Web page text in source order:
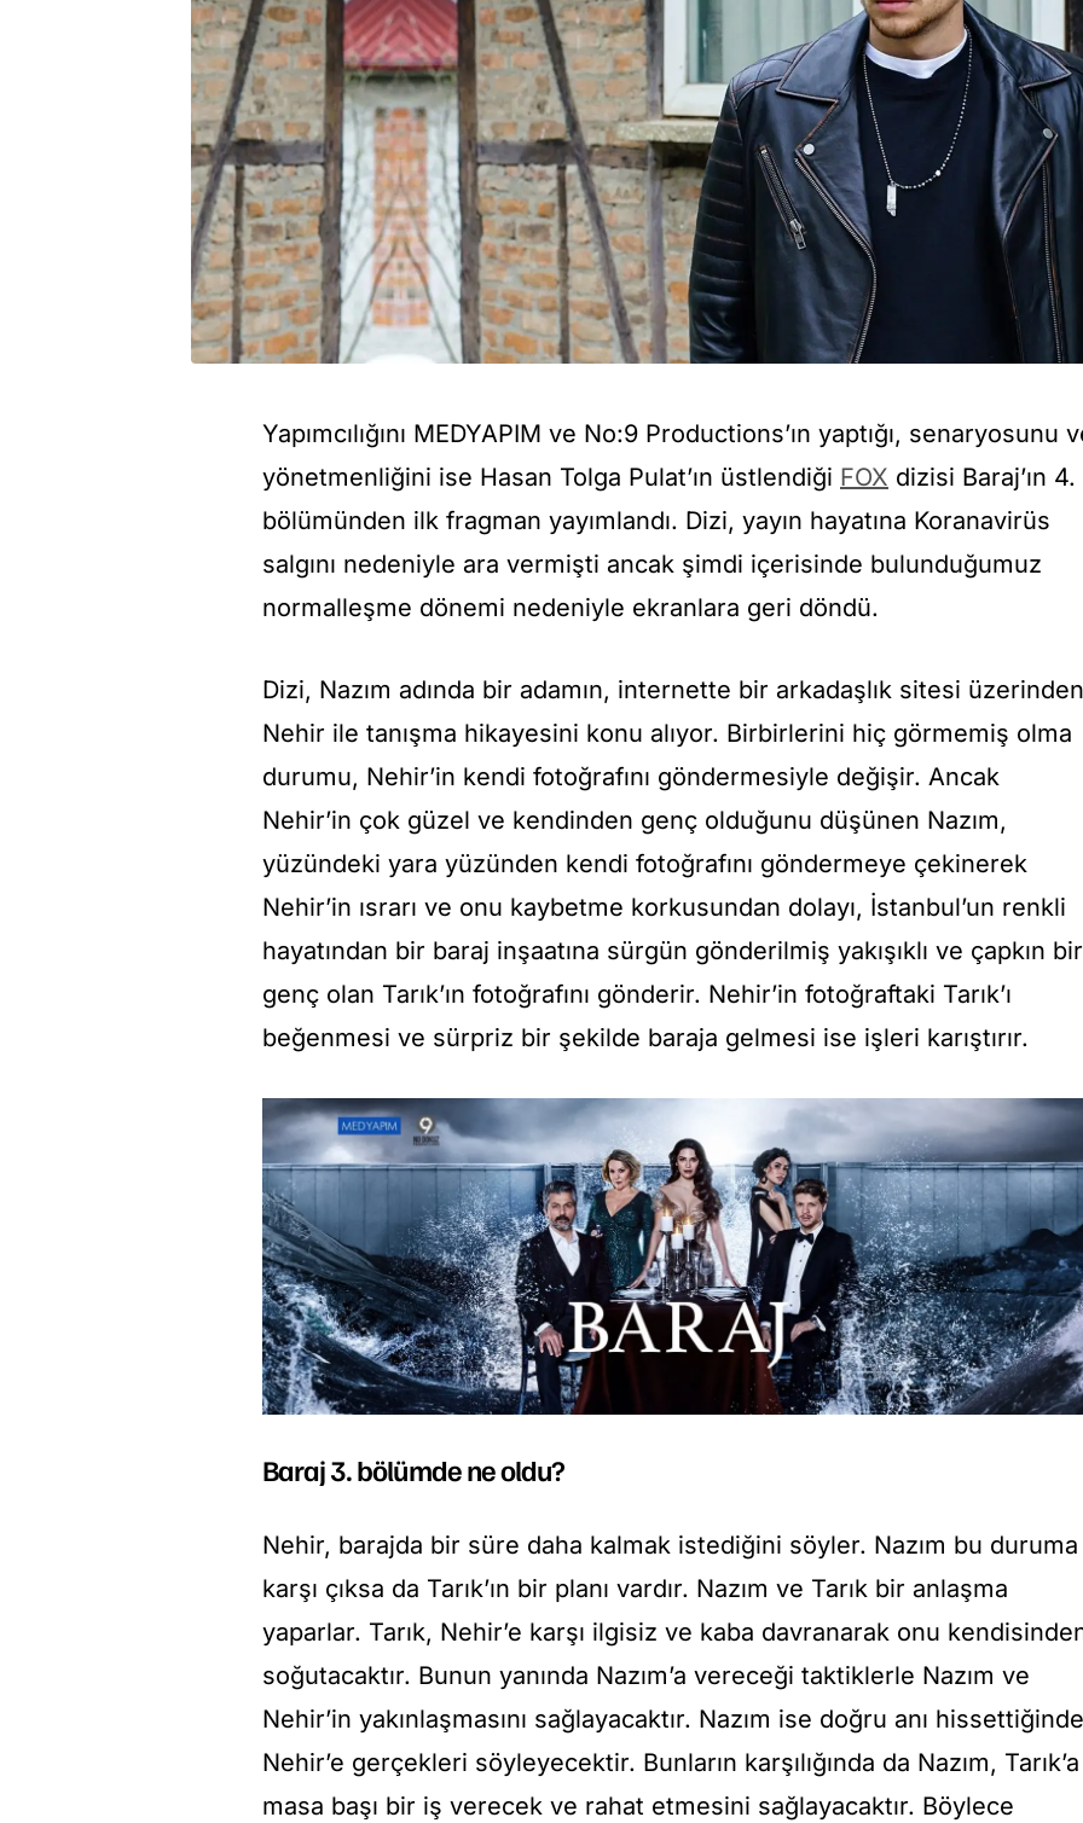
Yapımcılığını MEDYAPIM ve No:9 Productions’ın yaptığı, senaryosunu
yönetmenliğini ise Hasan Tolga Pulat’ın üstlendiği FOX dizisi Baraj’ın 4.
bölümünden ilk fragman yayımlandı. Dizi, yayın hayatına Koranavirüs
salgını nedeniyle ara vermişti ancak şimdi içerisinde bulunduğumuz
normalleşme dönemi nedeniyle ekranlara geri döndü.
Dizi, Nazım adında bir adamın, internette bir arkadaşlık sitesi üzerinden
Nehir ile tanışma hikayesini konu alıyor. Birbirlerini hiç görmemiş olma
durumu, Nehir’in kendi fotoğrafını göndermesiyle değişir. Ancak
Nehir’in çok güzel ve kendinden genç olduğunu düşünen Nazım,
yüzündeki yara yüzünden kendi fotoğrafını göndermeye çekinerek
Nehir’in ısrarı ve onu kaybetme korkusundan dolayı, İstanbul’un renkli
hayatından bir baraj inşaatına sürgün gönderilmiş yakışıklı ve çapkın bir
genç olan Tarık’ın fotoğrafını gönderir. Nehir’in fotoğraftaki Tarık’ı
beğenmesi ve sürpriz bir şekilde baraja gelmesi ise işleri karıştırır.
Baraj 3. bölümde ne oldu?
Nehir, barajda bir süre daha kalmak istediğini söyler. Nazım bu duruma
karşı çıksa da Tarık’ın bir planı vardır. Nazım ve Tarık bir anlaşma
yaparlar. Tarık, Nehir’e karşı ilgisiz ve kaba davranarak onu
soğutacaktır. Bunun yanında Nazım’a vereceği taktiklerle Nazım ve
Nehir’in yakınlaşmasını sağlayacaktır. Nazım ise doğru anı hissettiğinde
Nehir’e gerçekleri söyleyecektir. Bunların karşılığında da Nazım, Tarık’a
masa başı bir iş verecek ve rahat etmesini sağlayacaktır. Böylece